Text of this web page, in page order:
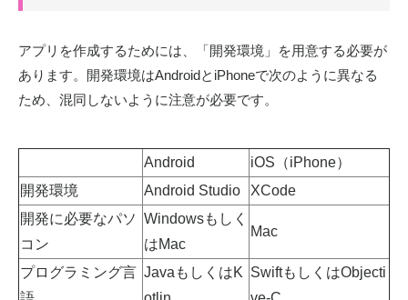
アプリを作成するためには、「開発環境」を用意する必要が
あります。開発環境はAndroidとiPhoneで次のように異なる
ため、混同しないように注意が必要です。
Android iOS （iPhone）
開発環境
Android Studio
XCode
開発に必要なパソ
コン
Windowsもしく
はMac
Mac
プログラミング言 Java もしくはK SwiftもしくはObjecti